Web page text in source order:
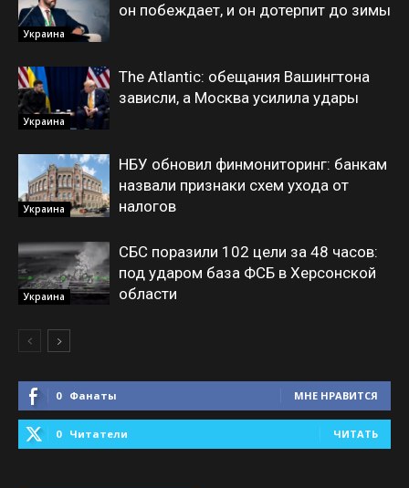
Украина
он побеждает, и он дотерпит до зимы
Украина
The Atlantic: обещания Вашингтона
зависли, а Москва усилила удары
Украина
НБУ обновил финмониторинг: банкам
назвали признаки схем ухода от
налогов
Украина
СБС поразили 102 цели за 48 часов:
под ударом база ФСБ в Херсонской
области
0 Фанаты МНЕ НРАВИТСЯ
0 Читатели ЧИТАТЬ